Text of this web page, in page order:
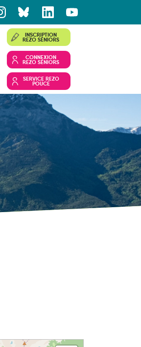
INSCRIPTION
REZO SÉNIORS
CONNEXION
REZO SÉNIORS
SERVICE REZO
POUCE